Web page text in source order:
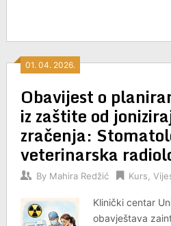
01. 04. 2026.
Obavijest o
iz zaštite od
zračenja:
veterinarska
By Mahira Redžić Kurs
Klinički centar
obavještava